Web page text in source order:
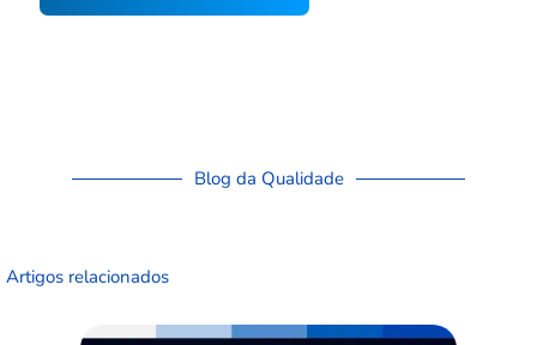
Blog da Qualidade
Artigos relacionados